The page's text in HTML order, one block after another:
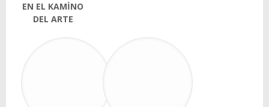
EN EL KAMİNO
DEL ARTE